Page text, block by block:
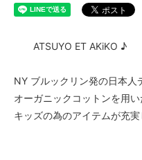
ATSUYO ET AKiKO ♪
NY ブルックリン発の日本人
オーガニックコットンを用
キッズの為のアイテムが充